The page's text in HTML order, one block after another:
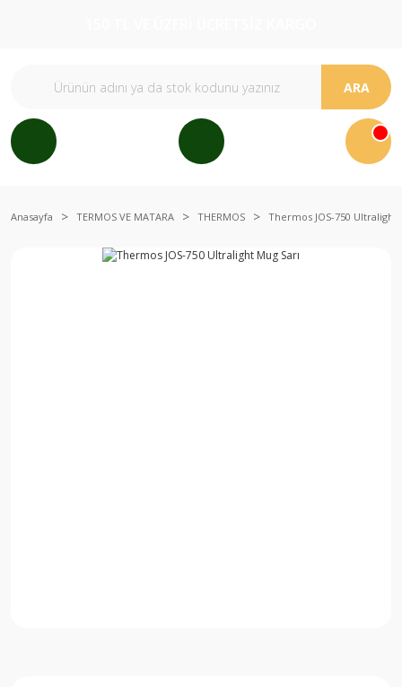
ARA
Anasayfa TERMOS VE MATARA THERMOS Thermos JOS-750 Ultralight